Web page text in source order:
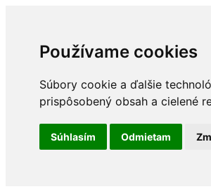
Používame cookies
Súbory cookie a ďalšie
prispôsobený obsah a cielené
Súhlasím Odmietam